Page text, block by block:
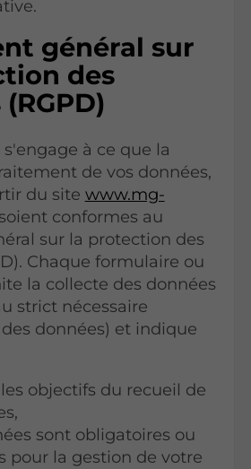
général sur
des
s'engage à ce que la
de vos données,
du site www.mg-
conformes au
sur la protection des
Chaque formulaire ou
la collecte des données
strict nécessaire
données) et indique
objectifs du recueil de
sont obligatoires ou
pour la gestion de votre